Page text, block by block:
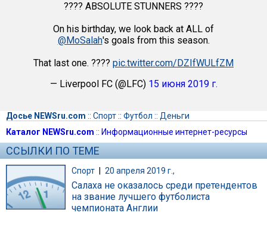
???? ABSOLUTE STUNNERS ????
On his birthday, we look back at ALL of
@MoSalah's goals from this season.
That last one. ???? pic.twitter.com/DZIfWULfZM
— Liverpool FC (@LFC) 15 июня 2019 г.
Досье NEWSru.com :: Спорт:: Футбол :: Деньги
Каталог NEWSru.com :: Информационные интернет-ресурсы
ССЫЛКИ ПО ТЕМЕ
Спорт 20 апреля 2019 г.,
Салаха не оказалось среди претендентов
на звание лучшего футболиста
чемпионата Англии